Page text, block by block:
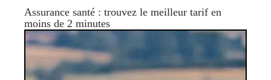
Assurance santé : trouvez le meilleur tarif en
moins de 2 minutes